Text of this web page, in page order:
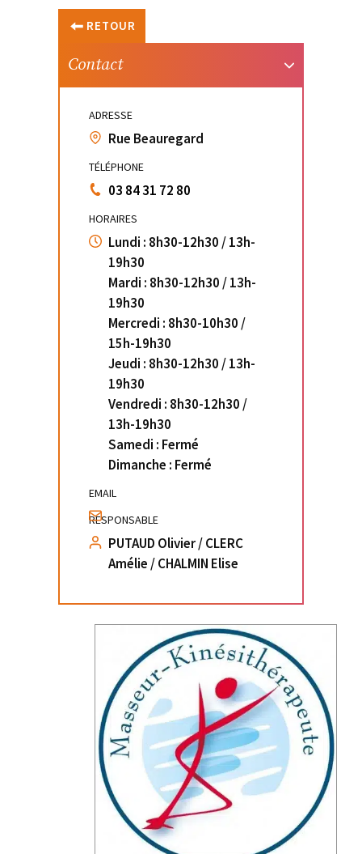
RETOUR
Contact
ADRESSE
Rue Beauregard
TÉLÉPHONE
03 84 31 72 80
HORAIRES
Lundi : 8h30-12h30 / 13h-
19h30
Mardi : 8h30-12h30 / 13h-
19h30
Mercredi : 8h30-10h30 /
15h-19h30
Jeudi : 8h30-12h30 / 13h-
19h30
Vendredi : 8h30-12h30 /
13h-19h30
Samedi : Fermé
Dimanche : Fermé
EMAIL
RESPONSABLE
PUTAUD Olivier / CLERC
Amélie / CHALMIN Elise